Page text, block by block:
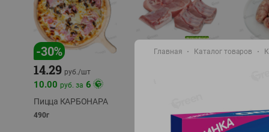
-30%
14.29 руб./шт
10.00 руб. за 6
Пицца КАРБОНАРА
490г
полуфабрикат,
-17%
охлажд
Главная Каталог товаров